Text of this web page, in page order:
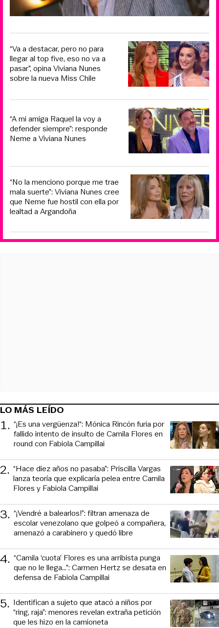
“Va a destacar, pero no para
llegar al top five, eso no va a
pasar”, opina Viviana Nunes
sobre la nueva Miss Chile
“A mi amiga Raquel la voy a
defender siempre”: responde
Neme a Viviana Nunes
“No la menciono porque me trae
mala suerte”: Viviana Nunes cree
que Neme fue hostil con ella por
lealtad a Argandoña
LO MÁS LEÍDO
1. “¡Es una vergüenza!“: Mónica Rincón furia por
fallido intento de insulto de Camila Flores en
round con Fabiola Campillai
2. “Hace diez años no pasaba”: Priscilla Vargas
lanza teoría que explicaría pelea entre Camila
Flores y Fabiola Campillai
3. “¡Vendré a balearlos!”: filtran amenaza de
escolar venezolano que golpeó a compañera,
amenazó a carabinero y quedó libre
4. “Camila ‘cuota’ Flores es una arribista punga
que no le llega...”: Carmen Hertz se desata en
defensa de Fabiola Campillai
5. Identifican a sujeto que atacó a niños por
“ring, raja”: menores revelan extraña petición
que les hizo en la camioneta